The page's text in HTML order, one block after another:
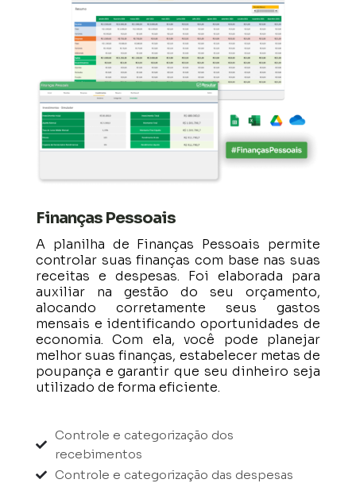
Finanças Pessoais
A planilha de Finanças Pessoais permite
controlar suas finanças com base nas suas
receitas e despesas. Foi elaborada para
auxiliar na gestão do seu orçamento,
alocando corretamente seus gastos
mensais e identificando oportunidades de
economia. Com ela, você pode planejar
melhor suas finanças, estabelecer metas de
poupança e garantir que seu dinheiro seja
utilizado de forma eficiente.

Controle e categorização dos
recebimentos
 Controle e categorização das despesas